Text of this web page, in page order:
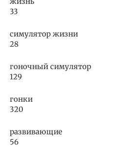
33
симулятор жизни
28
гоночный симулятор
129
гонки
320
развивающие
56